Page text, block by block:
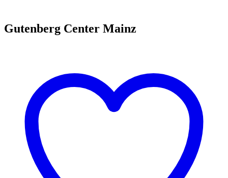
Gutenberg Center Mainz